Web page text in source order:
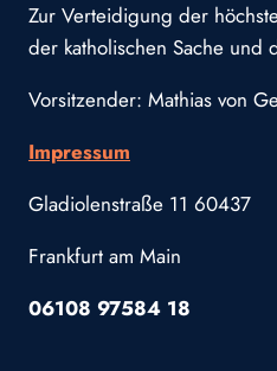
Zur Verteidigung der
der katholischen Sache und
Vorsitzender: Mathias von
Impressum
Gladiolenstraße 11 60437
Frankfurt am Main
06108 97584 18